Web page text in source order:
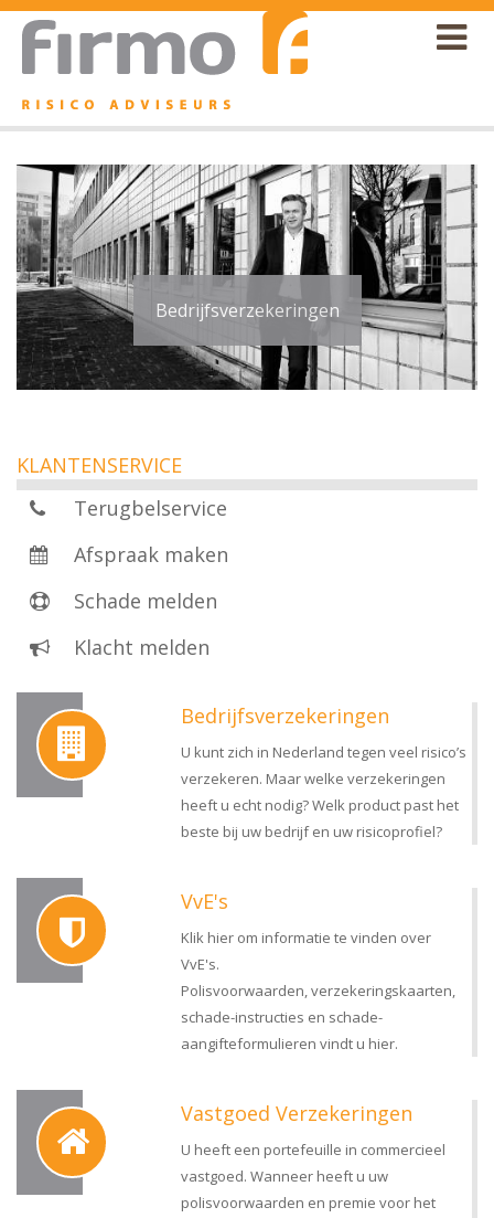
Over ons
Diensten
Klantenservice
Vacature
Contact
Bedrijfsverzekeringen
KLANTENSERVICE
Terugbelservice
Afspraak maken
Schade melden
Klacht melden
Bedrijfsverzekeringen
U kunt zich in Nederland tegen veel risico’s
verzekeren. Maar welke verzekeringen
heeft u echt nodig? Welk product past het
beste bij uw bedrijf en uw risicoprofiel?
VvE's
Klik hier om informatie te vinden over
VvE's.
Polisvoorwaarden, verzekeringskaarten,
schade-instructies en schade-
aangifteformulieren vindt u hier.
Vastgoed Verzekeringen
U heeft een portefeuille in commercieel
vastgoed. Wanneer heeft u uw
polisvoorwaarden en premie voor het